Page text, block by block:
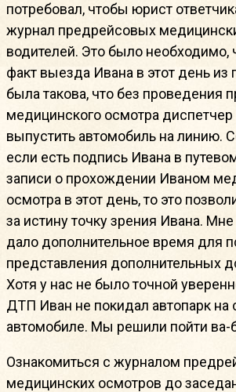
потребовал, чтобы юрист
журнал предрейсовых
водителей. Это было необходимо,
факт выезда Ивана в этот день из
была такова, что без проведения
медицинского осмотра
выпустить автомобиль на линию.
если есть подпись Ивана в
записи о прохождении Иваном
осмотра в этот день, то это
за истину точку зрения Ивана.
дало дополнительное время для
представления дополнительных
Хотя у нас не было точной
ДТП Иван не покидал автопарк
автомобиле. Мы решили пойти ва-
Ознакомиться с журналом
медицинских осмотров до